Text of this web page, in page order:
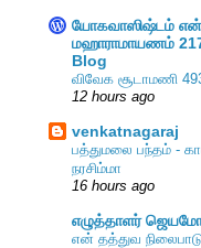
யோகவாஸிஷ்டம்
மஹாராமாயணம்
Blog
விவேக சூடாமணி
12 hours ago
venkatnagaraj
பத்துமலை பந்தம் -
நரசிம்மா
16 hours ago
எழுத்தாளர்
என் தத்துவ